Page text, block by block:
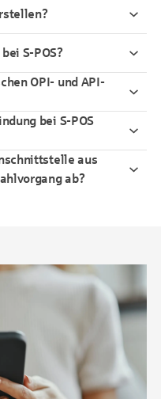
S-POS?
OPI- und API-
bei S-POS
aus
ab?